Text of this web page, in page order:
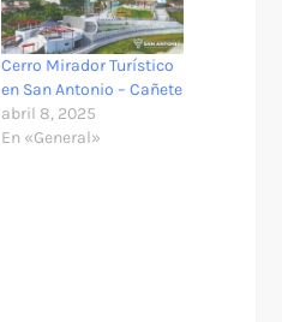
Cerro Mirador Turístico
en San Antonio – Cañete
abril 8, 2025
En «General»